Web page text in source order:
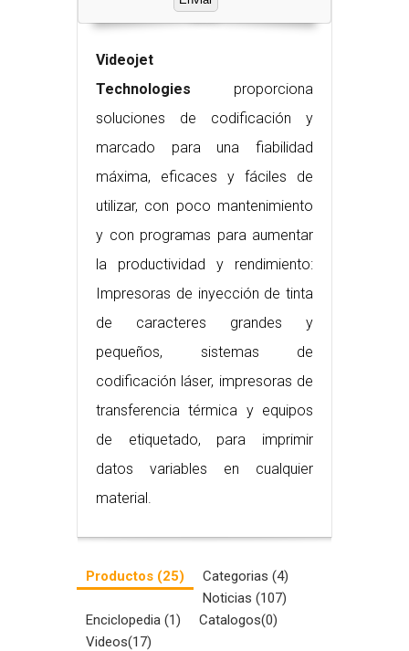
Videojet
Technologies proporciona
soluciones de codificación y
marcado para una fiabilidad
máxima, eficaces y fáciles de
utilizar, con poco mantenimiento
y con programas para aumentar
la productividad y rendimiento:
Impresoras de inyección de tinta
de caracteres grandes y
pequeños, sistemas de
codificación láser, impresoras de
transferencia térmica y equipos
de etiquetado, para imprimir
datos variables en cualquier
material.
Productos (25)
Categorias (4)
Noticias (107)
Enciclopedia (1)
Catalogos(0)
Videos(17)